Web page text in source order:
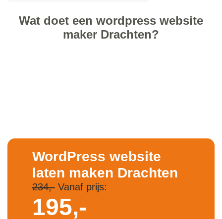
Wat doet een wordpress website
maker Drachten?
WordPress website
laten maken Drachten
234,-Vanaf prijs:
195,-